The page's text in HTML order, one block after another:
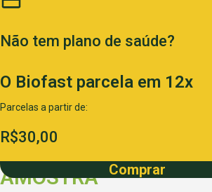
Não tem plano de saúde?
O Biofast parcela em 12x
Parcelas a partir de:
R$30,00
Comprar
Informações ao
preparo EXAME
AMOSTRA